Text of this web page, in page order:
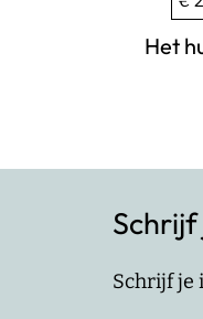
Het
Schrijf je